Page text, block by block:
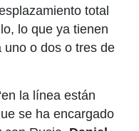
total
lo que ya tienen
uno o dos o tres de
la línea están
se ha encargado